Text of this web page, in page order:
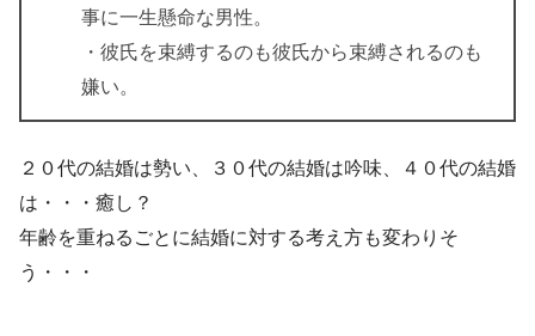
事に一生懸命な男性。
・彼氏を束縛するのも彼氏から束縛されるのも
嫌い。
２０代の結婚は勢い、３０代の結婚は吟味、４０代の結婚
は・・・癒し？
年齢を重ねるごとに結婚に対する考え方も変わりそ
う・・・